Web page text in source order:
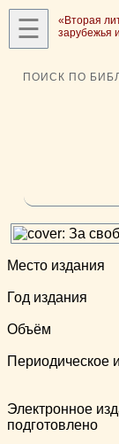
☰
«Вторая
зарубежья
ПОИСК ПО
Место издания
Год издания
Объём
Периодическое
Электронное
подготовлено